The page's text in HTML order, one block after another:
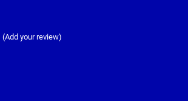
(Add your review)